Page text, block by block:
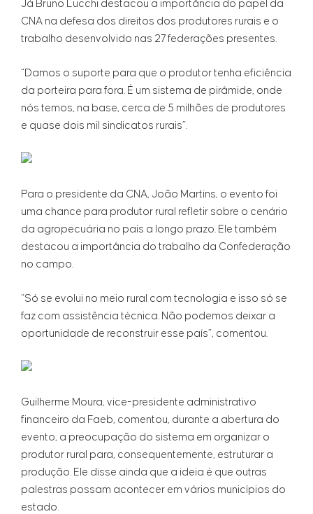
Já Bruno Lucchi destacou a importância do papel da
CNA na defesa dos direitos dos produtores rurais e o
trabalho desenvolvido nas 27 federações presentes.
“Damos o suporte para que o produtor tenha eficiência
da porteira para fora. É um sistema de pirâmide, onde
nós temos, na base, cerca de 5 milhões de produtores
e quase dois mil sindicatos rurais”.
Para o presidente da CNA, João Martins, o evento foi
uma chance para produtor rural refletir sobre o cenário
da agropecuária no país a longo prazo. Ele também
destacou a importância do trabalho da Confederação
no campo.
“Só se evolui no meio rural com tecnologia e isso só se
faz com assistência técnica. Não podemos deixar a
oportunidade de reconstruir esse país”, comentou.
Guilherme Moura, vice-presidente administrativo
financeiro da Faeb, comentou, durante a abertura do
evento, a preocupação do sistema em organizar o
produtor rural para, consequentemente, estruturar a
produção. Ele disse ainda que a ideia é que outras
palestras possam acontecer em vários municípios do
estado.